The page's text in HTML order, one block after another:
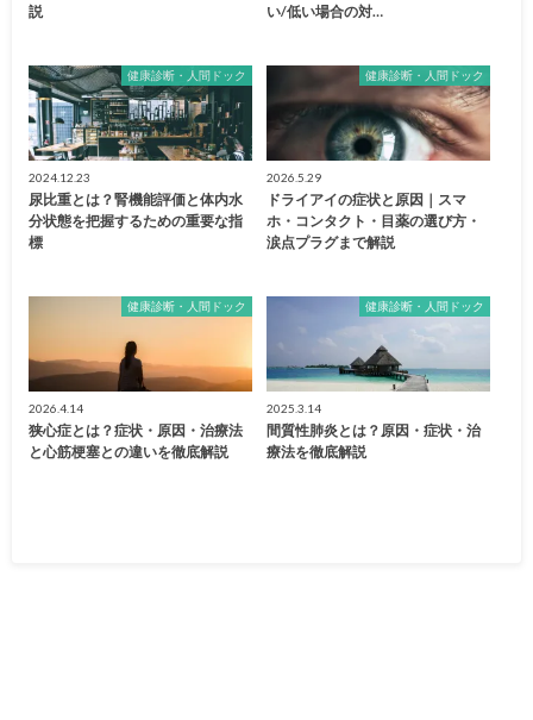
説
い/低い場合の対…
健康診断・人間ドック
2024.12.23
尿比重とは？腎機能評価と体内水
分状態を把握するための重要な指
標
健康診断・人間ドック
2026.5.29
ドライアイの症状と原因｜スマ
ホ・コンタクト・目薬の選び方・
涙点プラグまで解説
健康診断・人間ドック
2026.4.14
狭心症とは？症状・原因・治療法
と心筋梗塞との違いを徹底解説
健康診断・人間ドック
2025.3.14
間質性肺炎とは？原因・症状・治
療法を徹底解説